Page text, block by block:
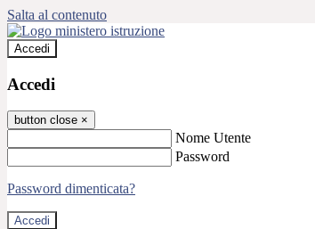
Salta al contenuto
Accedi
Accedi
button close ×
Nome Utente
Password
Password dimenticata?